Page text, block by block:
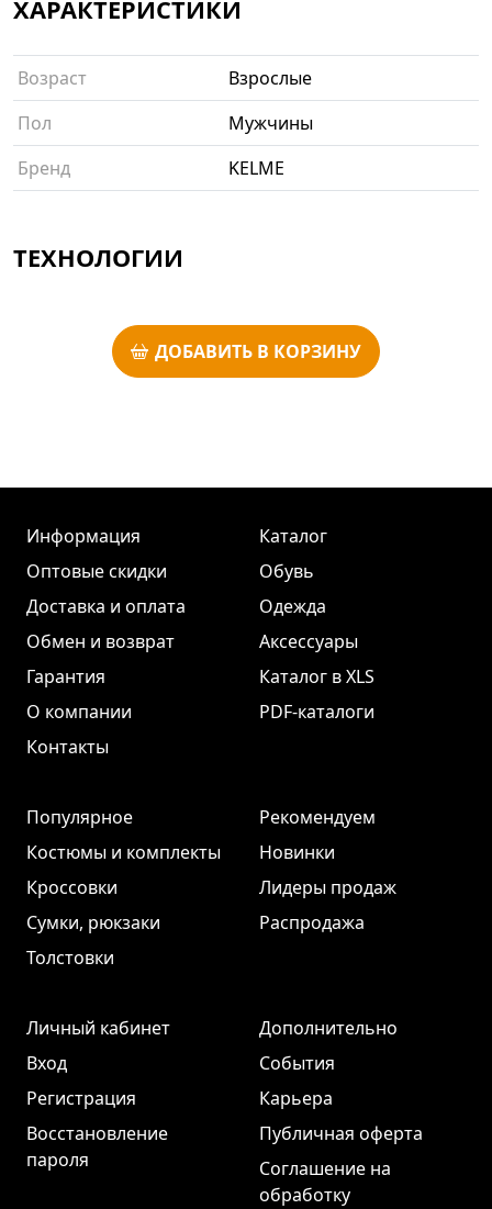
ХАРАКТЕРИСТИКИ
Возраст
Взрослые
Пол
Мужчины
Бренд
KELME
ТЕХНОЛОГИИ
ДОБАВИТЬ В КОРЗИНУ
Информация
Оптовые скидки
Доставка и оплата
Обмен и возврат
Гарантия
О компании
Контакты
Каталог
Обувь
Одежда
Аксессуары
Каталог в XLS
PDF-каталоги
Популярное
Костюмы и комплекты
Кроссовки
Сумки, рюкзаки
Толстовки
Рекомендуем
Новинки
Лидеры продаж
Распродажа
Личный кабинет
Вход
Регистрация
Восстановление
пароля
Дополнительно
События
Карьера
Публичная оферта
Соглашение на
обработку